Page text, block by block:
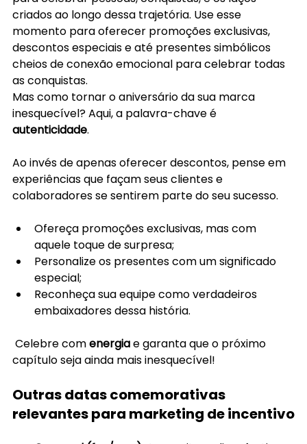
criados ao longo dessa trajetória. Use esse
momento para oferecer promoções exclusivas,
descontos especiais e até presentes simbólicos
cheios de conexão emocional para celebrar todas
as conquistas.
Mas como tornar o aniversário da sua marca
inesquecível? Aqui, a palavra-chave é
autenticidade.
Ao invés de apenas oferecer descontos, pense em
experiências que façam seus clientes e
colaboradores se sentirem parte do seu sucesso.
Ofereça promoções exclusivas, mas com
aquele toque de surpresa;
Personalize os presentes com um significado
especial;
Reconheça sua equipe como verdadeiros
embaixadores dessa história.
Celebre com energia e garanta que o próximo
capítulo seja ainda mais inesquecível!
Outras datas comemorativas
relevantes para marketing de incentivo